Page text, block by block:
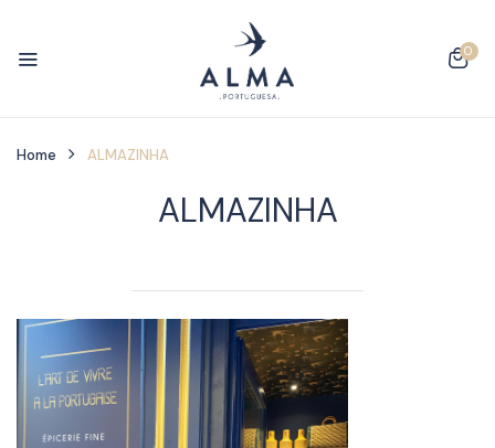
0
Home ALMAZINHA
ALMAZINHA